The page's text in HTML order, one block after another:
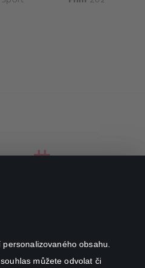
obsahu.
můžete odvolat či